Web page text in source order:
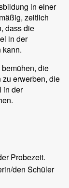
in einer
zeitlich
dass die
in der
kann.
die
erwerben, die
in der
Probezeit.
den Schüler